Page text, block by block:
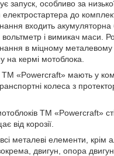
запуск, особливо за
електростартера до
входить
і вимикач маси.
в міцному металевому
на кермі мотоблока.
ТМ «Powercraft» мають у
колеса з
ТМ «Powercraft»
від корозії.
металеві елементи, крім
двигун, опора